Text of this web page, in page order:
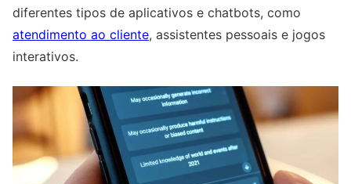
diferentes tipos de aplicativos e chatbots, como
atendimento ao cliente, assistentes pessoais e jogos
interativos.